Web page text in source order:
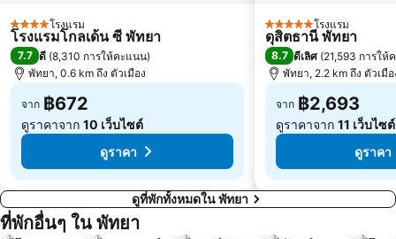
4 ดาว โรงแรม
โรงแรมโกลเด้น ซี พัทยา
7.7 ดี (8,310 การให้คะแนน)
พัทยา, 0.6 km ถึง ตัวเมือง
จาก ฿672
ดูราคาจาก 10 เว็บไซต์
ดูราคา
5 ดาว โรงแรม
ดุสิตธานี พัทยา
8.7 ดีเลิศ (21,593 การให้
พัทยา, 2.2 km ถึง ตัวเมือ
จาก ฿2,693
ดูราคาจาก 11 เว็บไซต์
ดูราคา
ดูที่พักทั้งหมดใน พัทยา
ที่พักอื่นๆ ใน พัทยา